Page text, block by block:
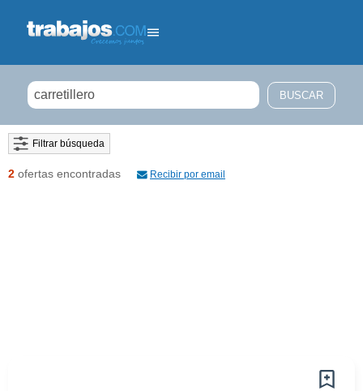
Filtrar búsqueda
2 ofertas encontradas Recibir por email